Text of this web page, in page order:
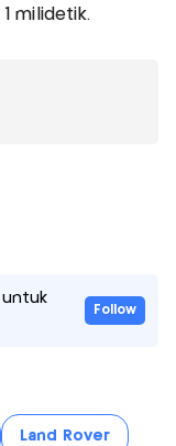
milidetik.
untuk
Follow
Land Rover